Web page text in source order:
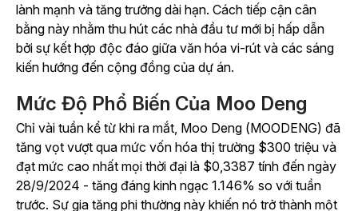
lành mạnh và tăng trưởng dài hạn. Cách tiếp cận cân
bằng này nhằm thu hút các nhà đầu tư mới bị hấp dẫn
bởi sự kết hợp độc đáo giữa văn hóa vi-rút và các sáng
kiến hướng đến cộng đồng của dự án.
Mức Độ Phổ Biến Của Moo Deng
Chỉ vài tuần kể từ khi ra mắt, Moo Deng (MOODENG) đã
tăng vọt vượt qua mức vốn hóa thị trường $300 triệu và
đạt mức cao nhất mọi thời đại là $0,3387 tính đến ngày
28/9/2024 - tăng đáng kinh ngạc 1.146% so với tuần
trước. Sự gia tăng phi thường này khiến nó trở thành một